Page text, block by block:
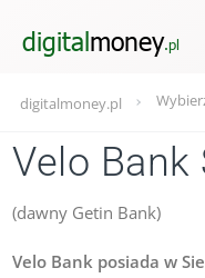
digitalmoney.pl
Velo Bank
(dawny Getin Bank)
Velo Bank posiada w